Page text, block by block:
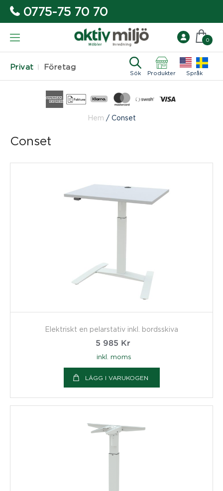
0775-75 70 70
Privat Företag
Sök Produkter Språk
0
Hem / Conset
Conset
Elektriskt en pelarstativ inkl. bordsskiva
5 985 Kr
inkl. moms
LÄGG I VARUKOGEN